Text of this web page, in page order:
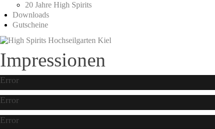
20 Jahre High Spirits
Downloads
Gutscheine
Impressionen
Error
Error
Error